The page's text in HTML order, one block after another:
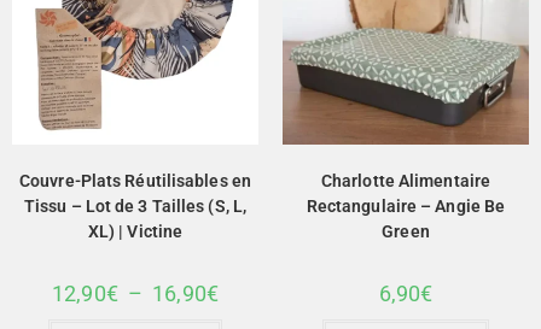
Couvre-Plats Réutilisables en
Tissu – Lot de 3 Tailles (S, L,
XL) | Victine
12,90€ – 16,90€
Charlotte Alimentaire
Rectangulaire – Angie Be
Green
6,90€